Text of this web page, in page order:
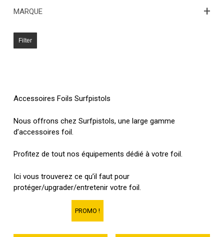
MARQUE +
Filter
Accessoires Foils Surfpistols
Nous offrons chez Surfpistols, une large gamme
d’accessoires foil.
Profitez de tout nos équipements dédié à votre foil.
Ici vous trouverez ce qu’il faut pour
protéger/upgrader/entretenir votre foil.
PROMO !